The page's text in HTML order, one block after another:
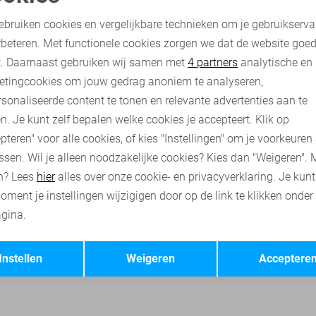
35,00
49,99
Cast Iron polo`s Cast Iron truien Cast Iron jassen Cast
cookies
cookies Marketing cookies
Terug Opslaan
cookies en vergelijkbare technieken om je
Met functionele cookies zorgen we dat de website goed
Daarnaast gebruiken wij samen met 4 partners analytische en
om jouw gedrag anoniem te analyseren,
content te tonen en relevante advertenties aan te
Je kunt zelf bepalen welke cookies je accepteert. Klik op
voor alle cookies, of kies "Instellingen" om je voorkeuren
Wil je alleen noodzakelijke cookies? Kies dan "Weigeren".
Lees hieralles over onze cookie- en privacyverklaring. Je
je instellingen wijzigigen door op de link te klikken onder
Weigeren